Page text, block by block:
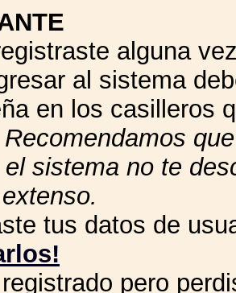
alguna
al sistema
en los casilleros
Recomendamos
sistema no te
tus datos de
pero